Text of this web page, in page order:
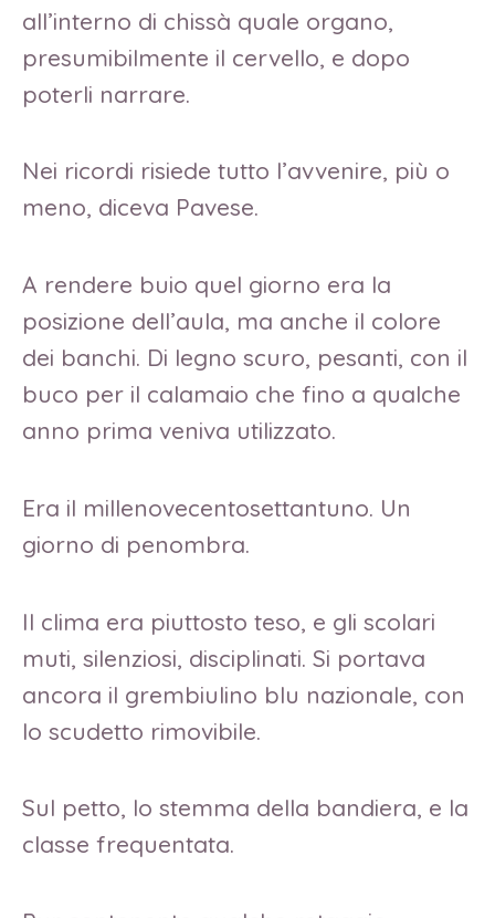
all’interno di chissà quale organo,
presumibilmente il cervello, e dopo
poterli narrare.
Nei ricordi risiede tutto l’avvenire, più o
meno, diceva Pavese.
A rendere buio quel giorno era la
posizione dell’aula, ma anche il colore
dei banchi. Di legno scuro, pesanti, con il
buco per il calamaio che fino a qualche
anno prima veniva utilizzato.
Era il millenovecentosettantuno. Un
giorno di penombra.
Il clima era piuttosto teso, e gli scolari
muti, silenziosi, disciplinati. Si portava
ancora il grembiulino blu nazionale, con
lo scudetto rimovibile.
Sul petto, lo stemma della bandiera, e la
classe frequentata.